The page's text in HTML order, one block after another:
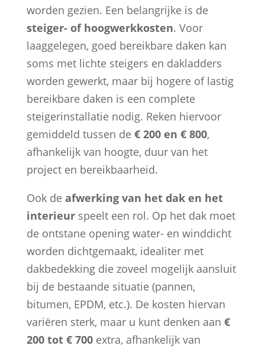
worden gezien. Een belangrijke is de
steiger- of hoogwerkkosten. Voor
laaggelegen, goed bereikbare daken kan
soms met lichte steigers en dakladders
worden gewerkt, maar bij hogere of lastig
bereikbare daken is een complete
steigerinstallatie nodig. Reken hiervoor
gemiddeld tussen de € 200 en € 800,
afhankelijk van hoogte, duur van het
project en bereikbaarheid.
Ook de afwerking van het dak en het
interieurspeelt een rol. Op het dak moet
de ontstane opening water- en winddicht
worden dichtgemaakt, idealiter met
dakbedekking die zoveel mogelijk aansluit
bij de bestaande situatie (pannen,
bitumen, EPDM, etc.). De kosten hiervan
variëren sterk, maar u kunt denken aan €
200 tot € 700extra, afhankelijk van